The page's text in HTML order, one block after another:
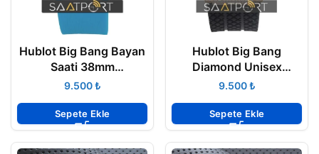
Hublot Big Bang Bayan
Saati 38mm
361.PL.2010.LR.1907
₺
Sepete Ekle
Hublot Big Bang
Diamond Unisex
Chronograph
₺
Sepete Ekle